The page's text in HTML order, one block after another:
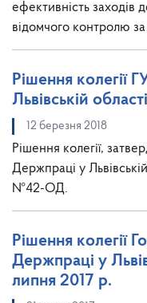
ефективність заходів
відомчого контролю
Рішення колегії
Львівській
12 березня 2018
Рішення колегії,
Держпраці у
№42-ОД.
Рішення колегії
Держпраці у
липня 2017 р.